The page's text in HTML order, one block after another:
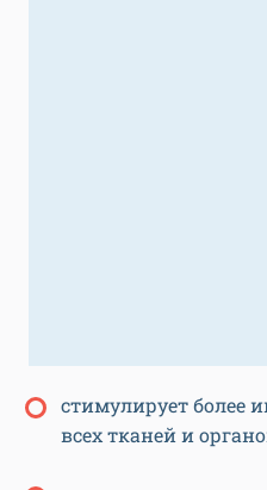
стимулирует более
всех тканей и